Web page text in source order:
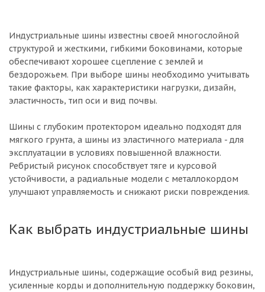
Индустриальные шины известны своей многослойной
структурой и жесткими, гибкими боковинами, которые
обеспечивают хорошее сцепление с землей и
бездорожьем. При выборе шины необходимо учитывать
такие факторы, как характеристики нагрузки, дизайн,
эластичность, тип оси и вид почвы.
Шины с глубоким протектором идеально подходят для
мягкого грунта, а шины из эластичного материала - для
эксплуатации в условиях повышенной влажности.
Ребристый рисунок способствует тяге и курсовой
устойчивости, а радиальные модели с металлокордом
улучшают управляемость и снижают риски повреждения.
Как выбрать индустриальные шины
Индустриальные шины, содержащие особый вид резины,
усиленные корды и дополнительную поддержку боковин,